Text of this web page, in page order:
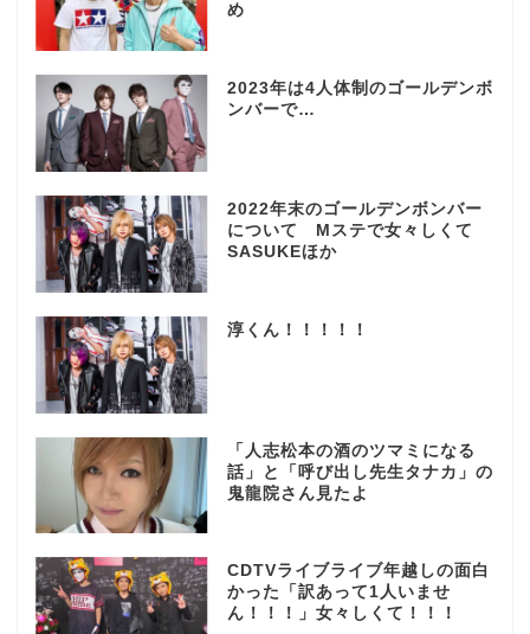
め
2023年は4人体制のゴールデンボ
ンバーで…
2022年末のゴールデンボンバー
について Mステで女々しくて
SASUKEほか
淳くん！！！！！
「人志松本の酒のツマミになる
話」と「呼び出し先生タナカ」の
鬼龍院さん見たよ
CDTVライブライブ年越しの面白
かった「訳あって1人いませ
ん！！！」女々しくて！！！